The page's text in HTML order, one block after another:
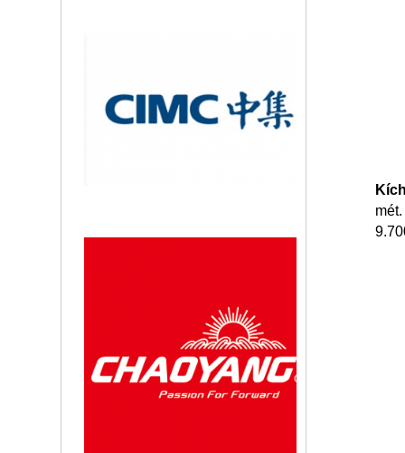
11-02-2024
Điểm Danh Top 6 Dòng Xe Tải
Xe Đầu Kéo Chenglong - Trả
Giá Các Dòng Xe Ben Chenglong
Tháng 07/2026 Cập Nhật Mới
25-01-2024
Đại Lý Xe Tải Chenglong Đầu